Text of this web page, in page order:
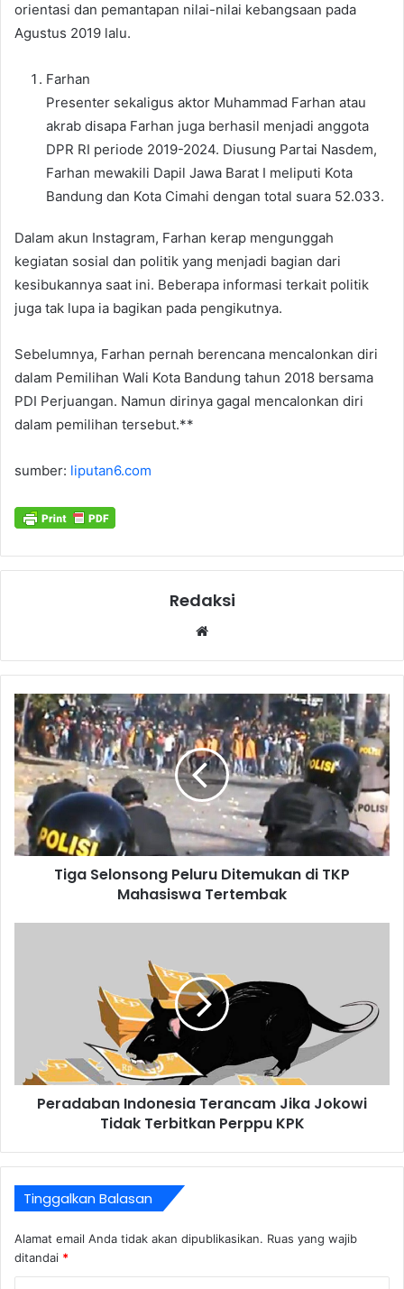
orientasi dan pemantapan nilai-nilai kebangsaan pada
Agustus 2019 lalu.
Farhan
Presenter sekaligus aktor Muhammad Farhan atau
akrab disapa Farhan juga berhasil menjadi anggota
DPR RI periode 2019-2024. Diusung Partai Nasdem,
Farhan mewakili Dapil Jawa Barat I meliputi Kota
Bandung dan Kota Cimahi dengan total suara 52.033.
Dalam akun Instagram, Farhan kerap mengunggah
kegiatan sosial dan politik yang menjadi bagian dari
kesibukannya saat ini. Beberapa informasi terkait politik
juga tak lupa ia bagikan pada pengikutnya.
Sebelumnya, Farhan pernah berencana mencalonkan diri
dalam Pemilihan Wali Kota Bandung tahun 2018 bersama
PDI Perjuangan. Namun dirinya gagal mencalonkan diri
dalam pemilihan tersebut.**
sumber: liputan6.com
Redaksi
Tiga Selonsong Peluru Ditemukan di TKP
Mahasiswa Tertembak
Peradaban Indonesia Terancam Jika Jokowi
Tidak Terbitkan Perppu KPK
Tinggalkan Balasan
Alamat email Anda tidak akan dipublikasikan. Ruas yang wajib
ditandai *